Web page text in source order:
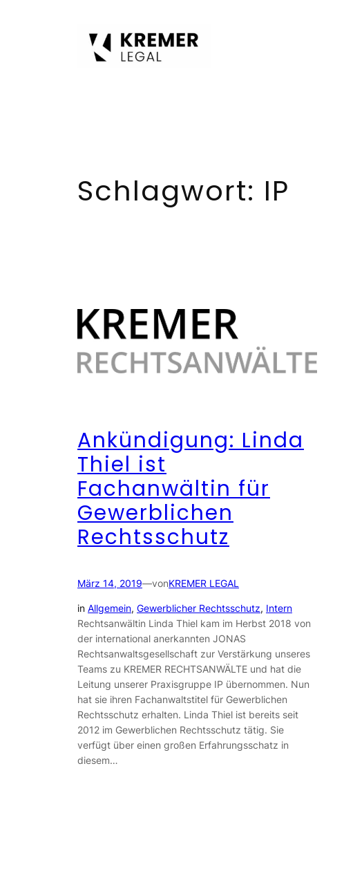
Schlagwort: IP
Ankündigung: Linda
Thiel ist
Fachanwältin für
Gewerblichen
Rechtsschutz
März 14, 2019—vonKREMER LEGAL
in Allgemein, Gewerblicher Rechtsschutz, Intern
Rechtsanwältin Linda Thiel kam im Herbst 2018 von
der international anerkannten JONAS
Rechtsanwaltsgesellschaft zur Verstärkung unseres
Teams zu KREMER RECHTSANWÄLTE und hat die
Leitung unserer Praxisgruppe IP übernommen. Nun
hat sie ihren Fachanwaltstitel für Gewerblichen
Rechtsschutz erhalten. Linda Thiel ist bereits seit
2012 im Gewerblichen Rechtsschutz tätig. Sie
verfügt über einen großen Erfahrungsschatz in
diesem…